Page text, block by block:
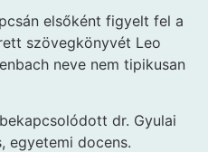
elsőként figyelt fel a
szövegkönyvét Leo
neve nem tipikusan
dr. Gyulai
egyetemi docens.